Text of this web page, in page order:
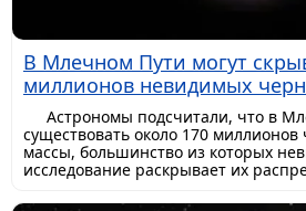
В Млечном Пути могут
миллионов невидимых
Астрономы подсчитали, что в
существовать около 170
массы, большинство из которых
исследование раскрывает их